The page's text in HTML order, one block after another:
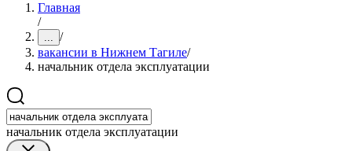
Главная
/
... /
вакансии в Нижнем Тагиле/
начальник отдела эксплуатации
начальник отдела эксплуатации